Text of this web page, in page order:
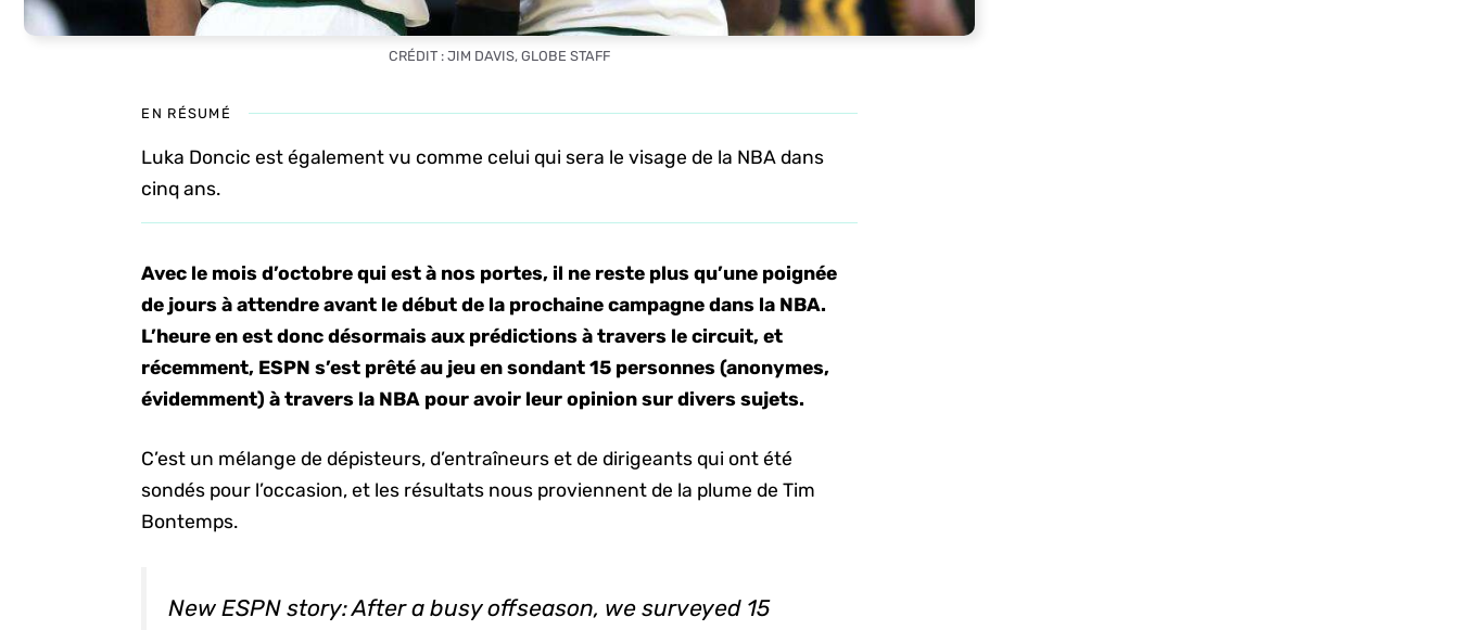
CRÉDIT : JIM DAVIS, GLOBE STAFF
EN RÉSUMÉ
Luka Doncic est également vu comme celui qui sera le visage de la NBA dans
cinq ans.
Avec le mois d’octobre qui est à nos portes, il ne reste plus qu’une poignée
de jours à attendre avant le début de la prochaine campagne dans la NBA.
L’heure en est donc désormais aux prédictions à travers le circuit, et
récemment, ESPN s’est prêté au jeu en sondant 15 personnes (anonymes,
évidemment) à travers la NBA pour avoir leur opinion sur divers sujets.
C’est un mélange de dépisteurs, d’entraîneurs et de dirigeants qui ont été
sondés pour l’occasion, et les résultats nous proviennent de la plume de Tim
Bontemps.
New ESPN story: After a busy offseason, we surveyed 15